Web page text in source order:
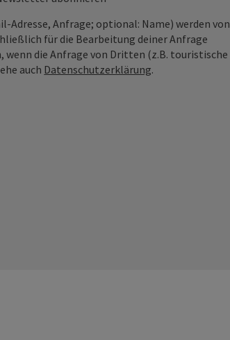
Adresse, Anfrage; optional: Name) werden von
für die Bearbeitung deiner Anfrage
wenn die Anfrage von Dritten (z.B. touristische
auch Datenschutzerklärung.